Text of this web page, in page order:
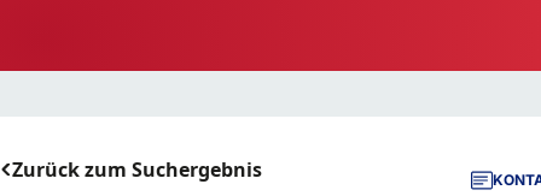
Zurück zum Suchergebnis